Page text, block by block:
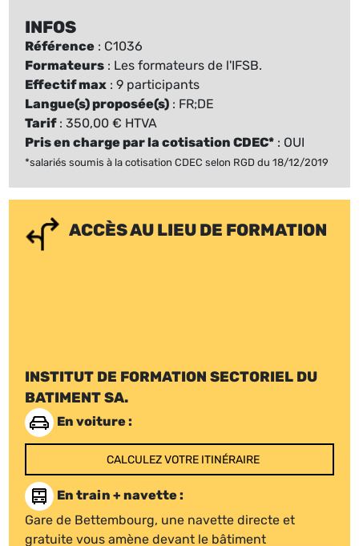
INFOS
Référence : C1036
Formateurs : Les formateurs de l'IFSB.
Effectif max : 9 participants
Langue(s) proposée(s) : FR;DE
Tarif: 350,00 € HTVA
Pris en charge par la cotisation CDEC* : OUI
*salariés soumis à la cotisation CDEC selon RGD du 18/12/2019
ACCÈS AU LIEU DE FORMATION
INSTITUT DE FORMATION SECTORIEL DU
BATIMENT SA.
En voiture :
CALCULEZ VOTRE ITINÉRAIRE
En train + navette :
Gare de Bettembourg, une navette directe et
gratuite vous amène devant le bâtiment